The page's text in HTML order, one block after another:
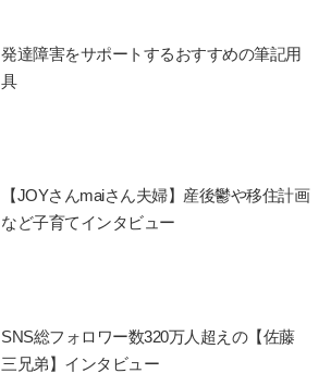
発達障害をサポートするおすすめの筆記用
具
【JOYさんmaiさん夫婦】産後鬱や移住計画
など子育てインタビュー
SNS総フォロワー数320万人超えの【佐藤
三兄弟】インタビュー